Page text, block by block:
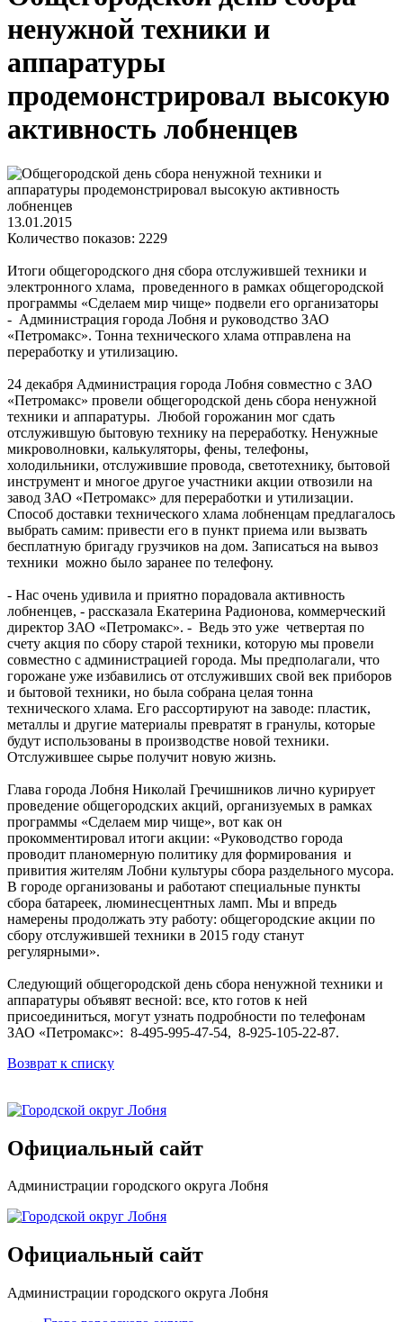
ненужной техники и
аппаратуры
продемонстрировал высокую
активность лобненцев
13.01.2015
Количество показов: 2229
Итоги общегородского дня сбора отслужившей техники и
электронного хлама, проведенного в рамках общегородской
программы «Сделаем мир чище» подвели его организаторы
- Администрация города Лобня и руководство ЗАО
«Петромакс». Тонна технического хлама отправлена на
переработку и утилизацию.
24 декабря Администрация города Лобня совместно с ЗАО
«Петромакс» провели общегородской день сбора ненужной
техники и аппаратуры. Любой горожанин мог сдать
отслужившую бытовую технику на переработку. Ненужные
микроволновки, калькуляторы, фены, телефоны,
холодильники, отслужившие провода, светотехнику, бытовой
инструмент и многое другое участники акции отвозили на
завод ЗАО «Петромакс» для переработки и утилизации.
Способ доставки технического хлама лобненцам предлагалось
выбрать самим: привести его в пункт приема или вызвать
бесплатную бригаду грузчиков на дом. Записаться на вывоз
техники можно было заранее по телефону.
- Нас очень удивила и приятно порадовала активность
лобненцев, - рассказала Екатерина Радионова, коммерческий
директор ЗАО «Петромакс». - Ведь это уже четвертая по
счету акция по сбору старой техники, которую мы провели
совместно с администрацией города. Мы предполагали, что
горожане уже избавились от отслуживших свой век приборов
и бытовой техники, но была собрана целая тонна
технического хлама. Его рассортируют на заводе: пластик,
металлы и другие материалы превратят в гранулы, которые
будут использованы в производстве новой техники.
Отслужившее сырье получит новую жизнь.
Глава города Лобня Николай Гречишников лично курирует
проведение общегородских акций, организуемых в рамках
программы «Сделаем мир чище», вот как он
прокомментировал итоги акции: «Руководство города
проводит планомерную политику для формирования и
привития жителям Лобни культуры сбора раздельного мусора.
В городе организованы и работают специальные пункты
сбора батареек, люминесцентных ламп. Мы и впредь
намерены продолжать эту работу: общегородские акции по
сбору отслужившей техники в 2015 году станут
регулярными».
Следующий общегородской день сбора ненужной техники и
аппаратуры объявят весной: все, кто готов к ней
присоединиться, могут узнать подробности по телефонам
ЗАО «Петромакс»: 8-495-995-47-54, 8-925-105-22-87.
Возврат к списку
Официальный сайт
Администрации городского округа Лобня
Официальный сайт
Администрации городского округа Лобня